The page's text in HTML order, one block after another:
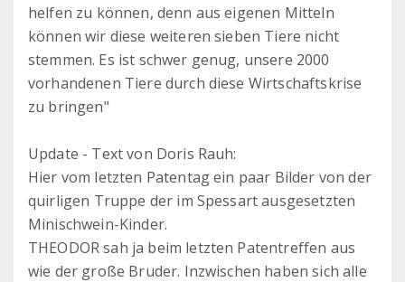
helfen zu können, denn aus eigenen Mitteln
können wir diese weiteren sieben Tiere nicht
stemmen. Es ist schwer genug, unsere 2000
vorhandenen Tiere durch diese Wirtschaftskrise
zu bringen"
Update - Text von Doris Rauh:
Hier vom letzten Patentag ein paar Bilder von der
quirligen Truppe der im Spessart ausgesetzten
Minischwein-Kinder.
THEODOR sah ja beim letzten Patentreffen aus
wie der große Bruder. Inzwischen haben sich alle